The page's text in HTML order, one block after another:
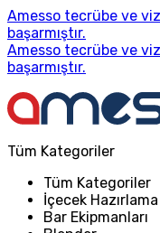
Amesso tecrübe ve
başarmıştır.
Amesso tecrübe ve
başarmıştır.
Tüm Kategoriler
Tüm Kategoriler
İçecek
Bar Ekipmanları